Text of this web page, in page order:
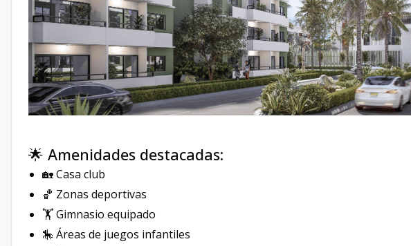
🌟 Amenidades destacadas:
🏡 Casa club
🏀 Zonas deportivas
🏋️ Gimnasio equipado
🎠 Áreas de juegos infantiles